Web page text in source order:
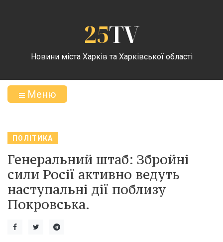
25TV
Новини міста Харків та Харківської області
Меню
ПОЛІТИКА
Генеральний штаб: Збройні
сили Росії активно ведуть
наступальні дії поблизу
Покровська.